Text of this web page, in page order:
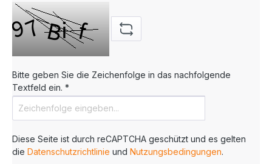
Bitte geben Sie die Zeichenfolge in das nachfolgende
Textfeld ein. *
Diese Seite ist durch reCAPTCHA geschützt und es gelten
die Datenschutzrichtlinie und Nutzungsbedingungen.